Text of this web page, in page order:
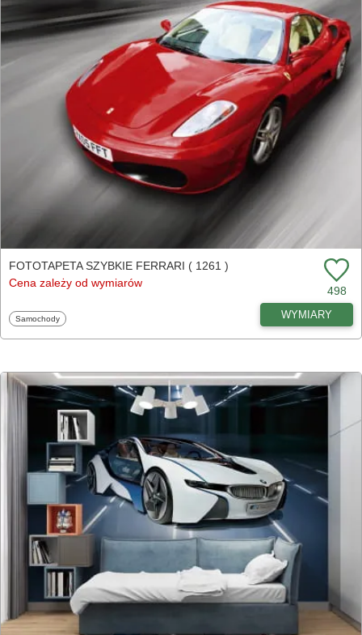
FOTOTAPETA SZYBKIE FERRARI ( 1261 )
Cena zależy od wymiarów
498
Fototapety
Samochody WYMIARY